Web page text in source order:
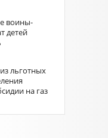
воины-
детей
льготных
на газ